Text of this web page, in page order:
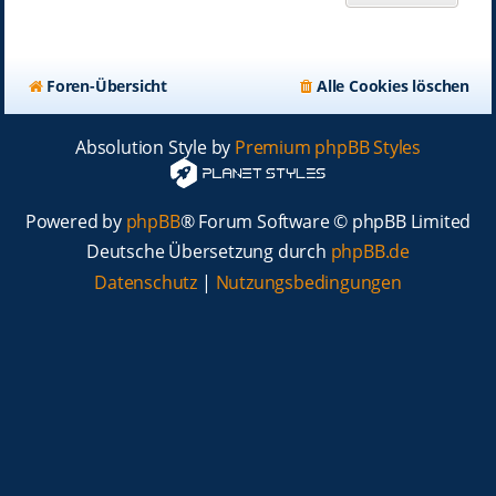
Foren-Übersicht Alle Cookies löschen
Absolution Style by Premium phpBB Styles
Powered by phpBB® Forum Software © phpBB Limited
Deutsche Übersetzung durch phpBB.de
Datenschutz | Nutzungsbedingungen